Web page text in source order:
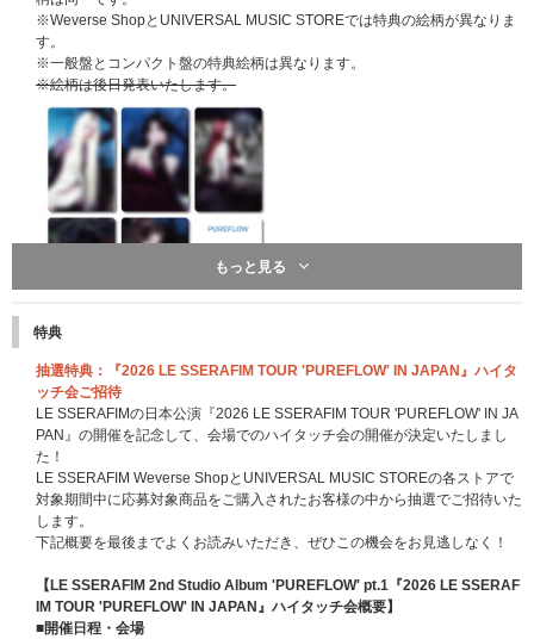
※Weverse ShopとUNIVERSAL MUSIC STOREでは特典の絵柄が異なりま
す。
※一般盤とコンパクト盤の特典絵柄は異なります。
※絵柄は後日発表いたします。
UNIVERSAL MUSIC STORE 限定特典：クリアファイル1枚(A4サイズ)
※特典は先着です。無くなり次第終了となります。
※Weverse ShopとUNIVERSAL MUSIC STOREでは特典の絵柄が異なりま
す。
※絵柄は後日発表いたします。
もっと見る
特典
抽選特典：『2026 LE SSERAFIM TOUR 'PUREFLOW' IN JAPAN』ハイタ
ッチ会ご招待
LE SSERAFIMの日本公演『2026 LE SSERAFIM TOUR 'PUREFLOW' IN JA
PAN』の開催を記念して、会場でのハイタッチ会の開催が決定いたしまし
た！
LE SSERAFIM Weverse ShopとUNIVERSAL MUSIC STOREの各ストアで
対象期間中に応募対象商品をご購入されたお客様の中から抽選でご招待いた
します。
下記概要を最後までよくお読みいただき、ぜひこの機会をお見逃しなく！
【LE SSERAFIM 2nd Studio Album 'PUREFLOW' pt.1『2026 LE SSERAF
IM TOUR 'PUREFLOW' IN JAPAN』ハイタッチ会概要】
■開催日程・会場